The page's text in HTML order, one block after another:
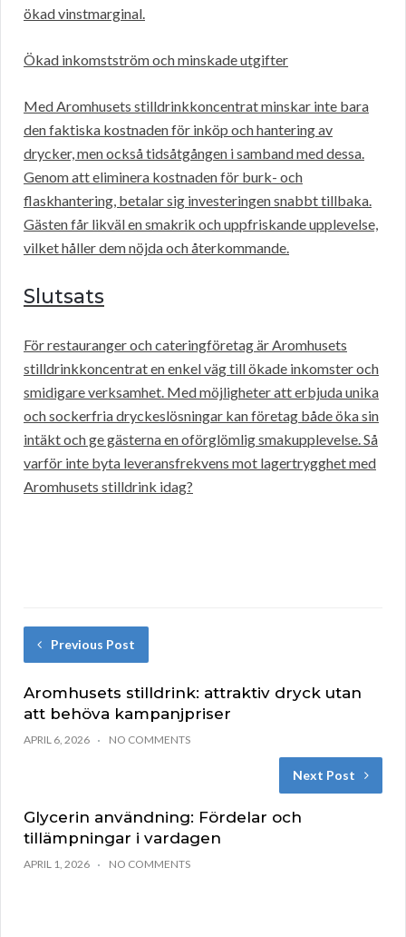
ökad vinstmarginal.
Ökad inkomstström och minskade utgifter
Med Aromhusets stilldrinkkoncentrat minskar inte bara
den faktiska kostnaden för inköp och hantering av
drycker, men också tidsåtgången i samband med dessa.
Genom att eliminera kostnaden för burk- och
flaskhantering, betalar sig investeringen snabbt tillbaka.
Gästen får likväl en smakrik och uppfriskande upplevelse,
vilket håller dem nöjda och återkommande.
Slutsats
För restauranger och cateringföretag är Aromhusets
stilldrinkkoncentrat en enkel väg till ökade inkomster och
smidigare verksamhet. Med möjligheter att erbjuda unika
och sockerfria dryckeslösningar kan företag både öka sin
intäkt och ge gästerna en oförglömlig smakupplevelse. Så
varför inte byta leveransfrekvens mot lagertrygghet med
Aromhusets stilldrink idag?
Previous Post
Aromhusets stilldrink: attraktiv dryck utan
att behöva kampanjpriser
APRIL 6, 2026 NO COMMENTS
Next Post
Glycerin användning: Fördelar och
tillämpningar i vardagen
APRIL 1, 2026 NO COMMENTS